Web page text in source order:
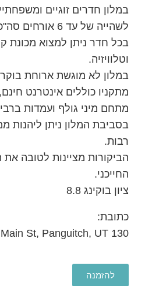
במלון חדרים זוגיים
לשהייה של עד 6 אורחים סה"כ.
בכל חדר ניתן למצוא מכונת
וטלוויזיה.
במלון לא מוגשת ארוחת
מתקניו כוללים אינטרנט
מתחם מיני גולף ועמדות
בסביבת המלון ניתן ליהנות
רבות.
הביקורות מציינות לטובה את
החייכני.
ציון בוקינג 8.8
כתובת:
130 N Main St, Panguitch, UT
להזמנה